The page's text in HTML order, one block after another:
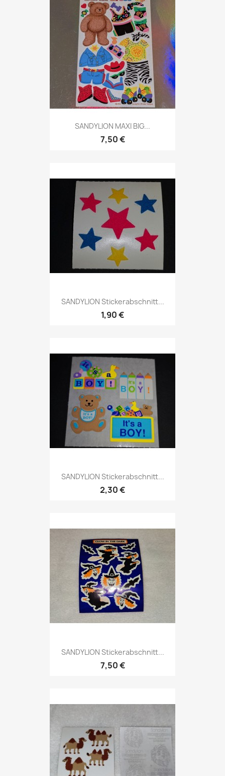
SANDYLION MAXI BIG...
7,50 €
SANDYLION Stickerabschnitt...
1,90 €
SANDYLION Stickerabschnitt...
2,30 €
SANDYLION Stickerabschnitt...
7,50 €